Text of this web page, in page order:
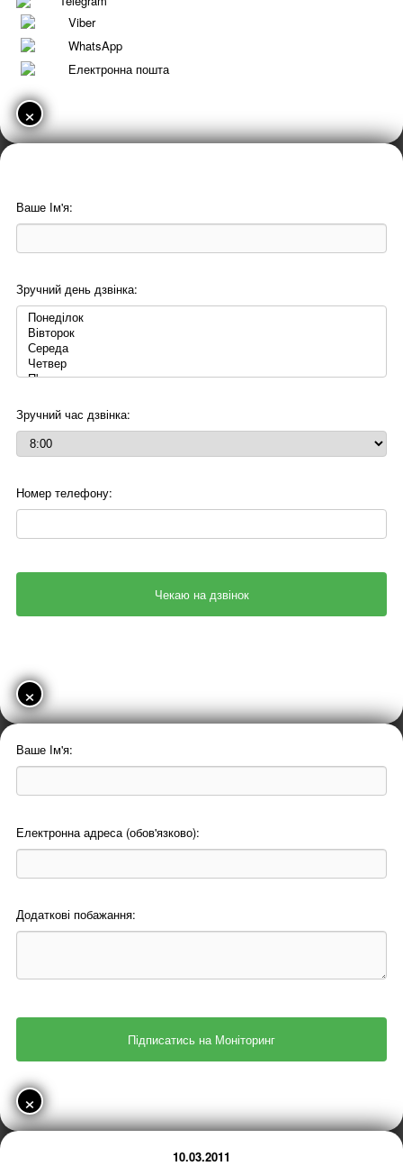
Viber
WhatsApp
Електронна пошта
×
Ваше Ім'я:
Зручний день дзвінка:
Зручний час дзвінка:
Номер телефону:
×
Ваше Ім'я:
Електронна адреса (обов'язково):
Додаткові побажання:
×
10.03.2011